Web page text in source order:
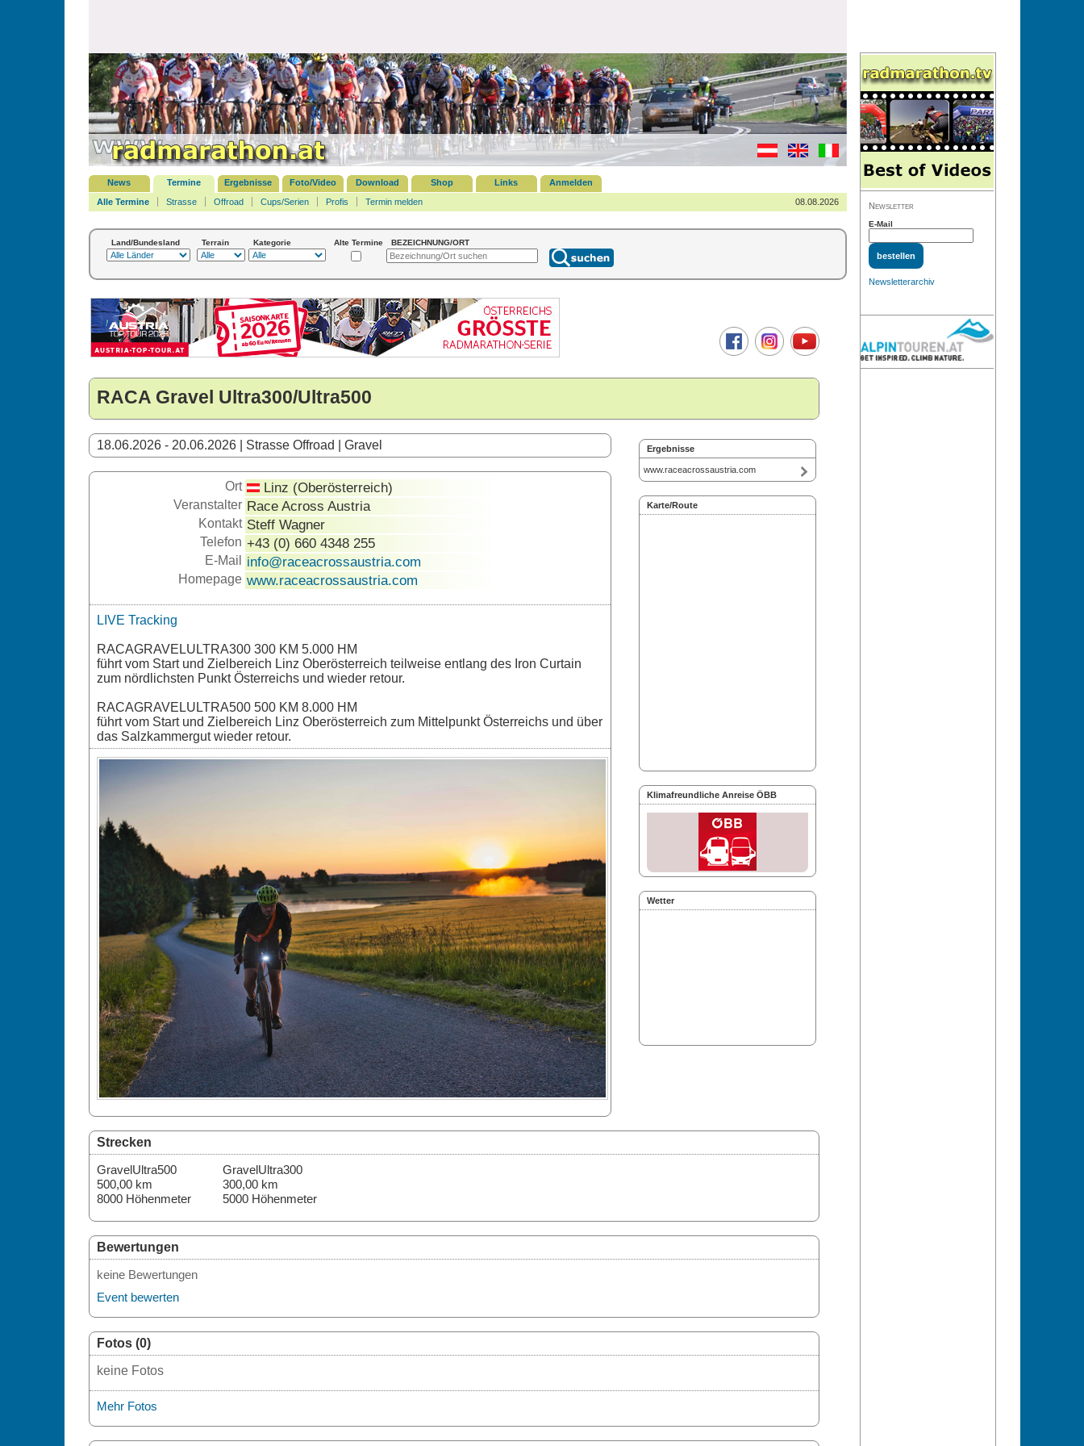
News Termine Ergebnisse Foto/Video Download Shop Links
Anmelden
Alle Termine
Strasse Offroad Cups/Serien Profis Termin melden 08.08.2026
Land/Bundesland Terrain Kategorie Alte Termine BEZEICHNUNG/ORT
RACA Gravel Ultra300/Ultra500
Ergebnisse
www.raceacrossaustria.com
Karte/Route
Klimafreundliche Anreise ÖBB
Wetter
18.06.2026 - 20.06.2026 | Strasse Offroad | Gravel
Ort Linz (Oberösterreich)
Veranstalter Race Across Austria
Kontakt Steff Wagner
Telefon +43 (0) 660 4348 255
E-Mail info@raceacrossaustria.com
Homepage www.raceacrossaustria.com
LIVE Tracking
RACAGRAVELULTRA300 300 KM 5.000 HM
führt vom Start und Zielbereich Linz Oberösterreich teilweise entlang des Iron Curtain
zum nördlichsten Punkt Österreichs und wieder retour.
RACAGRAVELULTRA500 500 KM 8.000 HM
führt vom Start und Zielbereich Linz Oberösterreich zum Mittelpunkt Österreichs und über
das Salzkammergut wieder retour.
Strecken
GravelUltra500
500,00 km
8000 Höhenmeter
GravelUltra300
300,00 km
5000 Höhenmeter
Bewertungen
keine Bewertungen
Event bewerten
Fotos (0)
keine Fotos
Mehr Fotos
Newsletter
E-Mail
Newsletterarchiv